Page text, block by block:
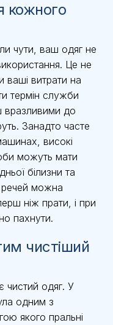
кожного
чути, ваш одяг не
Це не
ваші витрати на
термін служби
вразливими до
Занадто часте
високі
можуть мати
білизни та
речей можна
ніж прати, і при
пахнути.
чистіший
чистий одяг. У
одним з
якого пральні